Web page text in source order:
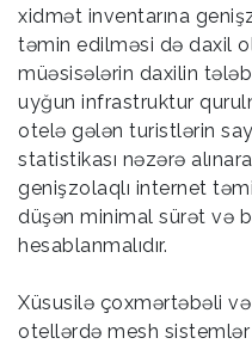
xidmət inventarına
təmin edilməsi də daxil
müəsisələrin daxilin
uyğun infrastruktur
otelə gələn turistlərin
statistikası nəzərə
genişzolaqlı internet
düşən minimal sürət və
hesablanmalıdır.
Xüsusilə çoxmərtəbəli
otellərdə mesh